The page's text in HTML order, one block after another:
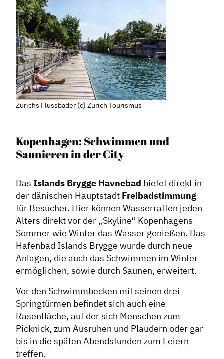
Contentmanagement
Datenmanagement
Serviceleistungen
Kooperationen
Service
Blog
News
Informiert bleiben
Mosaik
Expertenwissen
Zürichs Flussbäder (c) Zürich Tourismus
Kopenhagen: Schwimmen und
Saunieren in der City
Das Islands Brygge Havnebad bietet direkt in
der dänischen Hauptstadt Freibadstimmung
für Besucher. Hier können Wasserratten jeden
Alters direkt vor der „Skyline“ Kopenhagens
Sommer wie Winter das Wasser genießen. Das
Hafenbad Islands Brygge wurde durch neue
Anlagen, die auch das Schwimmen im Winter
ermöglichen, sowie durch Saunen, erweitert.
Vor den Schwimmbecken mit seinen drei
Springtürmen befindet sich auch eine
Rasenfläche, auf der sich Menschen zum
Picknick, zum Ausruhen und Plaudern oder gar
bis in die späten Abendstunden zum Feiern
treffen.